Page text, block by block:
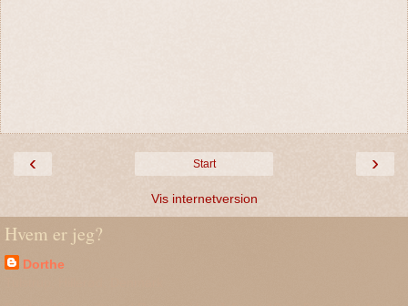
‹ ›
Start
Vis internetversion
Hvem er jeg?
Dorthe